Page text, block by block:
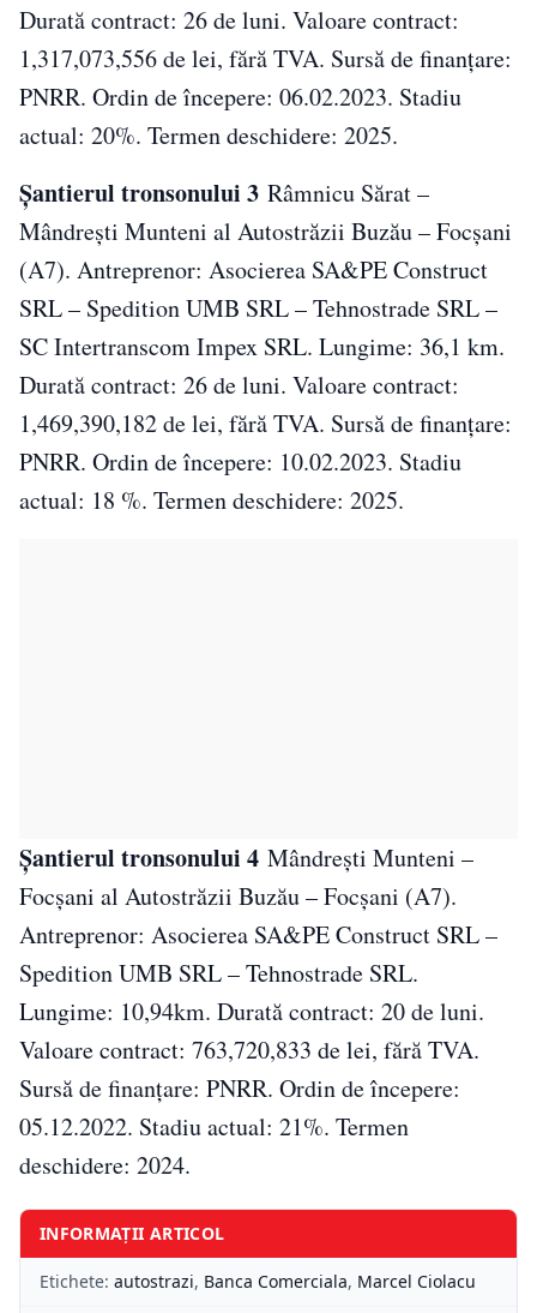
Durată contract: 26 de luni. Valoare contract:
1,317,073,556 de lei, fără TVA. Sursă de finanțare:
PNRR. Ordin de începere: 06.02.2023. Stadiu
actual: 20%. Termen deschidere: 2025.
Șantierul tronsonului 3 Râmnicu Sărat –
Mândrești Munteni al Autostrăzii Buzău – Focșani
(A7). Antreprenor: Asocierea SA&PE Construct
SRL – Spedition UMB SRL – Tehnostrade SRL –
SC Intertranscom Impex SRL. Lungime: 36,1 km.
Durată contract: 26 de luni. Valoare contract:
1,469,390,182 de lei, fără TVA. Sursă de finanțare:
PNRR. Ordin de începere: 10.02.2023. Stadiu
actual: 18 %. Termen deschidere: 2025.
Șantierul tronsonului 4 Mândrești Munteni –
Focșani al Autostrăzii Buzău – Focșani (A7).
Antreprenor: Asocierea SA&PE Construct SRL –
Spedition UMB SRL – Tehnostrade SRL.
Lungime: 10,94km. Durată contract: 20 de luni.
Valoare contract: 763,720,833 de lei, fără TVA.
Sursă de finanțare: PNRR. Ordin de începere:
05.12.2022. Stadiu actual: 21%. Termen
deschidere: 2024.
INFORMAȚII ARTICOL
Etichete: autostrazi, Banca Comerciala, Marcel Ciolacu